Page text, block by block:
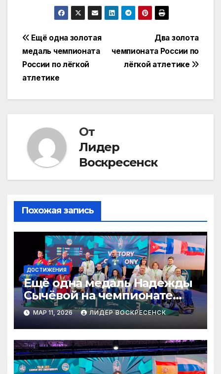
Навигация
по
записям
Два золота
чемпионата России по
лёгкой атлетике
Ещё одна золотая
медаль чемпионата
России по лёгкой
атлетике
От
Лидер
Воскресенск
Похожая запись
ДОСТИЖЕНИЯ
Ещё одна медаль Надежды
Сычёвой на чемпионате
Европы по пауэрлифтингу
МАР 11, 2026 ЛИДЕР ВОСКРЕСЕНСК